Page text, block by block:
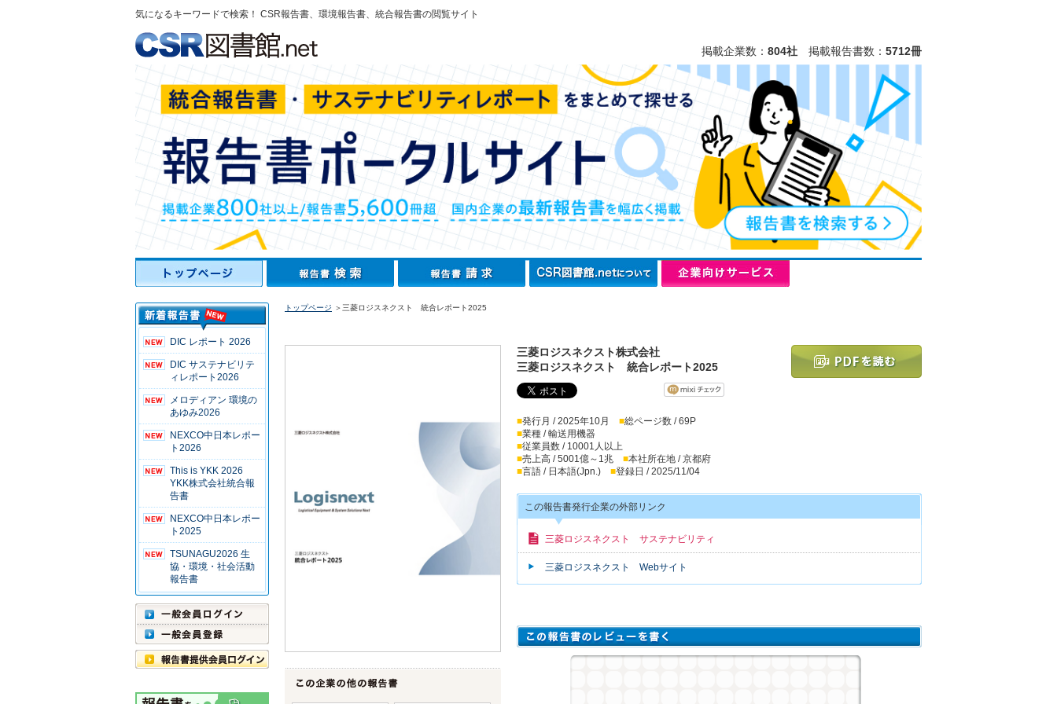
気になるキーワードで検索！ CSR報告書、環境報告書、統合報告書の閲覧サイト
掲載企業数： 804社 掲載報告書数： 5712冊
DIC レポート 2026
DIC サステナビリテ
ィレポート2026
メロディアン 環境の
あゆみ2026
NEXCO中日本レポー
ト2026
This is YKK 2026
YKK株式会社統合報
告書
NEXCO中日本レポー
ト2025
TSUNAGU2026 生
協・環境・社会活動
報告書
トップページ ＞三菱ロジスネクスト 統合レポート2025
三菱ロジスネクスト株式会社
三菱ロジスネクスト 統合レポート2025
■発行月 / 2025年10月 ■総ページ数 / 69P
■業種 / 輸送用機器
■従業員数 / 10001人以上
■売上高 / 5001億～1兆 ■本社所在地 / 京都府
■言語 / 日本語(Jpn.) ■登録日 / 2025/11/04
この報告書発行企業の外部リンク
三菱ロジスネクスト サステナビリティ
三菱ロジスネクスト Webサイト